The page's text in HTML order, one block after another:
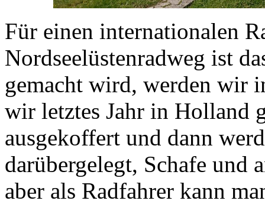
Für einen internationalen
Nordseelüstenradweg ist
gemacht wird, werden wir
wir letztes Jahr in Holland
ausgekoffert und dann
darübergelegt, Schafe und
aber als Radfahrer kann